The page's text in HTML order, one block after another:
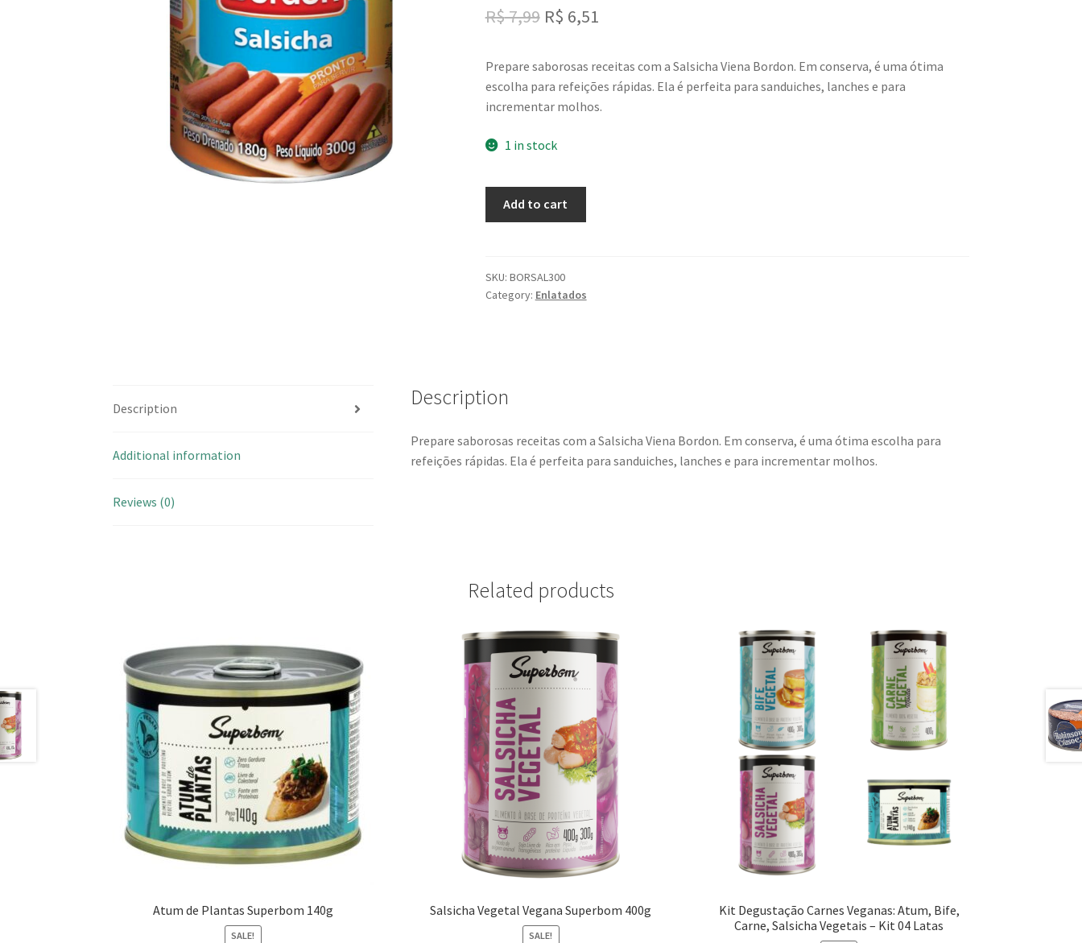
R$7,99 Original
was:
R$ 7,99.
R$ 6,51Current
is:
R$ 6,51.
Prepare saborosas receitas com a Salsicha Viena Bordon. Em conserva, é uma ótima
escolha para refeições rápidas. Ela é perfeita para sanduiches, lanches e para
incrementar molhos.
1 in stock
Glúten
–
Add to cart
SKU: BORSAL300
Category: Enlatados
Description
Additional information
Reviews (0)
Description
Prepare saborosas receitas com a Salsicha Viena Bordon. Em conserva, é uma ótima escolha para
refeições rápidas. Ela é perfeita para sanduiches, lanches e para incrementar molhos.
Related products
Atum de Plantas Superbom 140g
SALE!
Salsicha Vegetal Vegana Superbom 400g
SALE!
Kit Degustação Carnes Veganas: Atum, Bife,
Carne, Salsicha Vegetais – Kit 04 Latas